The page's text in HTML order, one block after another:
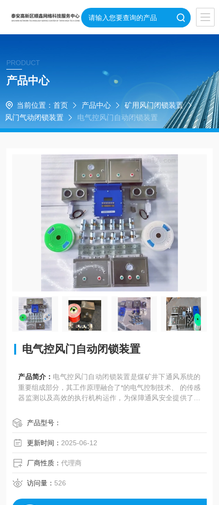
PRODUCT
产品中心
当前位置： 首页 产品中心
矿用风门闭锁装置
风门气动闭锁装置
电气控风门自动闭锁装置
电气控风门自动闭锁装置
产品简介： 电气控风门自动闭锁装置是煤矿井下通风系统的
重要组成部分，其工作原理融合了*的电气控制技术、 的传感
器监测以及高效的执行机构运作，为保障通风安全提供了可
产品型号：
更新时间： 2025-06-12
厂商性质：代理商
访问量： 526